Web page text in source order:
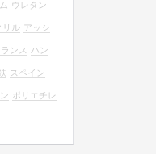
ウレタン
リル アッシ
ンス ハン
スペイン
ポリエチレ